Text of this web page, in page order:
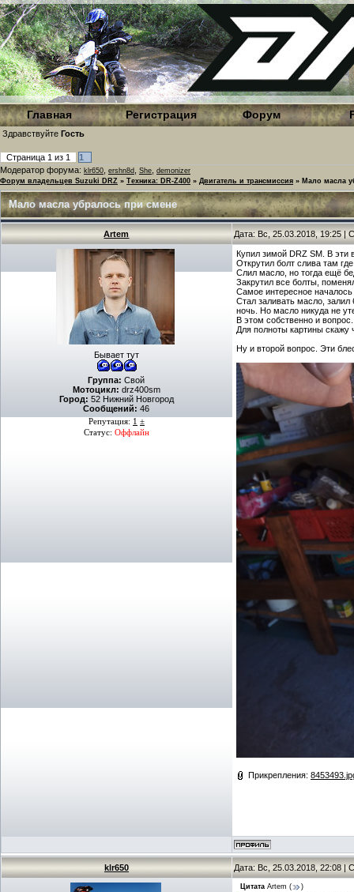
Главная Регистрация Форум
Здравствуйте Гость
Страница 1 из 1
1
Модератор форума: klr650 ershn8d She demonizer
Форум владельцев Suzuki DRZ » Техника: DR-Z400 » Двигатель и трансмиссия » Мало масла
Мало масла убралось при смене
Artem Дата: Вс, 25.03.2018, 19:25 |
Бывает тут
Группа: Свой
Мотоцикл: drz400sm
Город: 52 Нижний Новгород
Сообщений: 46
Репутация: 1 ±
Статус: Оффлайн
Купил зимой DRZ SM. В
Открутил болт слива там
Слил масло, но тогда ещё
Закрутил все болты,
Самое интересное
Стал заливать масло,
ночь. Но масло никуда не
В этом собственно и
Для полноты картины скажу
Ну и второй вопрос. Эти
Прикрепления:
klr650 Дата: Вс, 25.03.2018, 22:08 |
Цитата Artem (
)